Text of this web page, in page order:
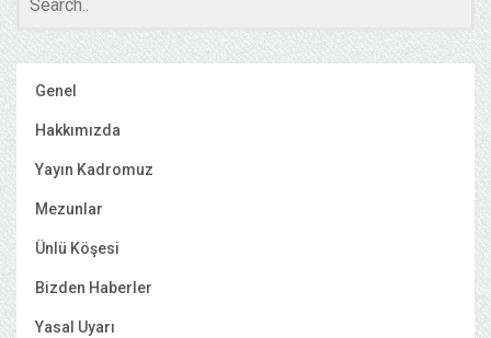
Genel
Hakkımızda
Yayın Kadromuz
Mezunlar
Ünlü Köşesi
Bizden Haberler
Yasal Uyarı